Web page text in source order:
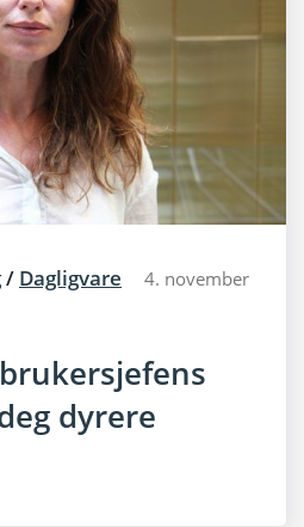
/ Dagligvare
4. november
dyrere